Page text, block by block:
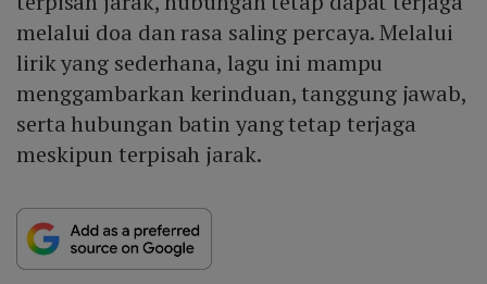
melalui doa dan rasa saling percaya. Melalui
lirik yang sederhana, lagu ini mampu
menggambarkan kerinduan, tanggung jawab,
serta hubungan batin yang tetap terjaga
meskipun terpisah jarak.